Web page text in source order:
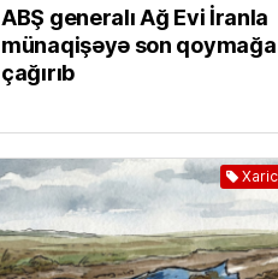
ABŞ generalı Ağ Evi İranla
münaqişəyə son qoymağa
çağırıb